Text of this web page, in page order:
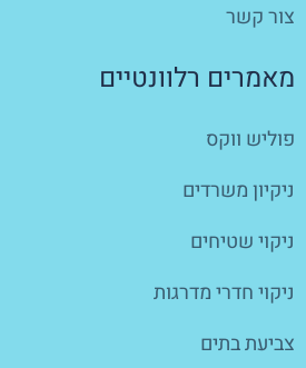
צור קשר
מאמרים רלוונטיים
פוליש ווקס
ניקיון משרדים
ניקוי שטיחים
ניקוי חדרי מדרגות
צביעת בתים